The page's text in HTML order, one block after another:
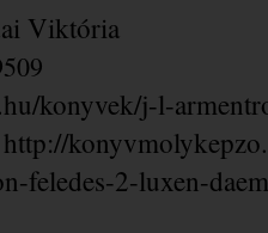
Viktória
konyvek/j-l-
http://
feledes-2-luxen-